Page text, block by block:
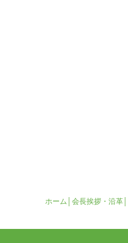
ホーム 会長挨拶・沿革